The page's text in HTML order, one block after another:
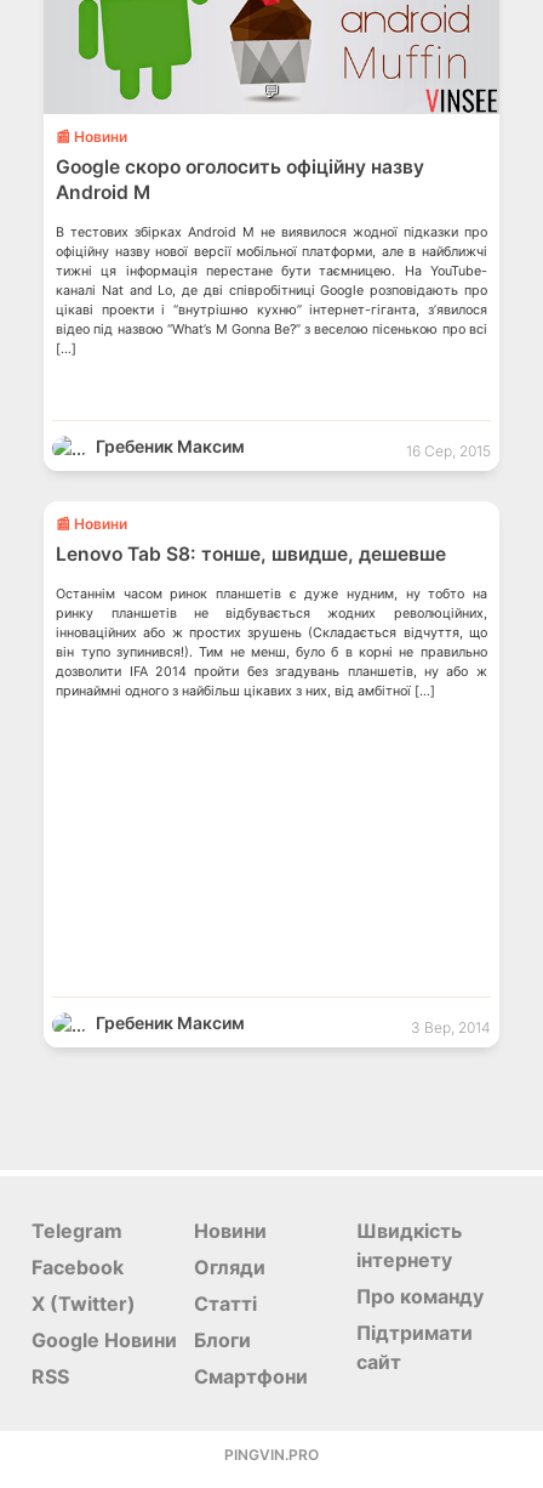
💬
📰 Новини
Google скоро оголосить офіційну назву
Android M
В тестових збірках Android M не виявилося жодної підказки про
офіційну назву нової версії мобільної платформи, але в найближчі
тижні ця інформація перестане бути таємницею. На YouTube-
каналі Nat and Lo, де дві співробітниці Google розповідають про
цікаві проекти і “внутрішню кухню” інтернет-гіганта, з’явилося
відео під назвою “What’s M Gonna Be?” з веселою пісенькою про всі
[…]
Гребеник Максим 16 Сер, 2015
💬
📰 Новини
Lenovo Tab S8: тонше, швидше, дешевше
Останнім часом ринок планшетів є дуже нудним, ну тобто на
ринку планшетів не відбувається жодних революційних,
інноваційних або ж простих зрушень (Складається відчуття, що
він тупо зупинився!). Тим не менш, було б в корні не правильно
дозволити IFA 2014 пройти без згадувань планшетів, ну або ж
принаймні одного з найбільш цікавих з них, від амбітної […]
Гребеник Максим 3 Вер, 2014
Telegram
Facebook
X (Twitter)
Google Новини
RSS
Новини
Огляди
Статті
Блоги
Смартфони
Швидкість
інтернету
Про команду
Підтримати
сайт
PINGVIN.PRO